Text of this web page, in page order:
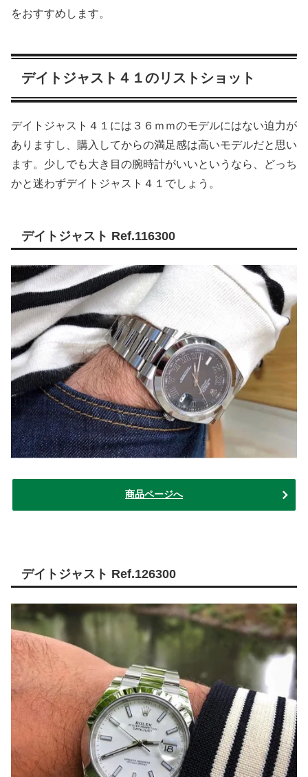
をおすすめします。
デイトジャスト４１のリストショット
デイトジャスト４１には３６ｍｍのモデルにはない迫力が
ありますし、購入してからの満足感は高いモデルだと思い
ます。少しでも大き目の腕時計がいいというなら、どっち
かと迷わずデイトジャスト４１でしょう。
デイトジャスト Ref.116300
商品ページへ
デイトジャスト Ref.126300